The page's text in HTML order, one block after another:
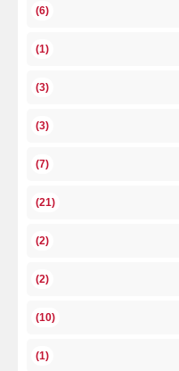
(6)
(1)
(3)
(3)
(7)
(21)
(2)
(2)
(10)
(1)